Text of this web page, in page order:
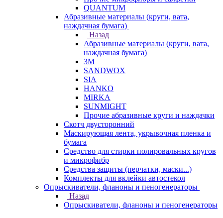
QUANTUM
Абразивные материалы (круги, вата,
наждачная бумага)
Назад
Абразивные материалы (круги, вата,
наждачная бумага)
3М
SANDWOX
SIA
HANKO
MIRKA
SUNMIGHT
Прочие абразивные круги и наждачки
Скотч двусторонний
Маскирующая лента, укрывочная пленка и
бумага
Средство для стирки полировальных кругов
и микрофибр
Средства защиты (перчатки, маски...)
Комплекты для вклейки автостекол
Опрыскиватели, фланоны и пеногенераторы
Назад
Опрыскиватели, фланоны и пеногенераторы